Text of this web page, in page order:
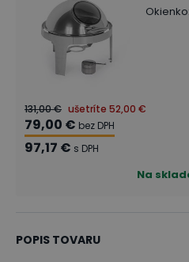
Okienko
131,00 € ušetríte 52,00 €
79,00 € bez DPH
97,17 € s DPH
Na
POPIS TOVARU